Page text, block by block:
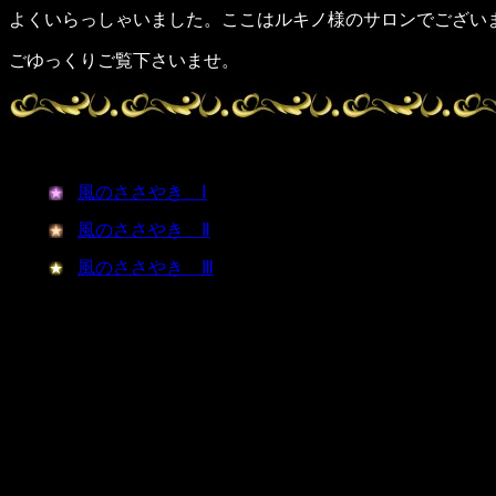
よくいらっしゃいました。ここはルキノ様のサロンでござい
ごゆっくりご覧下さいませ。
風のささやき Ⅰ
風のささやき Ⅱ
風のささやき Ⅲ